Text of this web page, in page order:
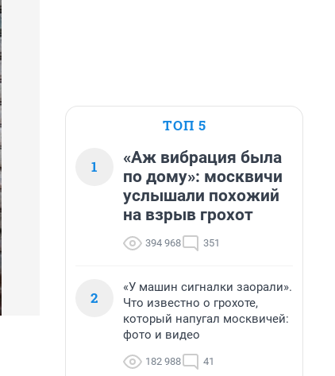
ТОП 5
1
«Аж вибрация была
по дому»: москвичи
услышали похожий
на взрыв грохот
394 968 351
2
«У машин сигналки заорали».
Что известно о грохоте,
который напугал москвичей:
фото и видео
182 988 41